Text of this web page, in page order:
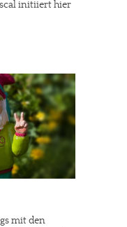
initiiert hier
mit den